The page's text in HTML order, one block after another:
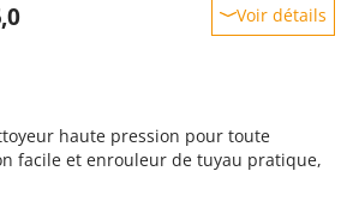
Voir détails
haute pression pour toute
facile et enrouleur de tuyau pratique,